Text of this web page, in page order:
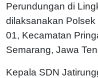
Perundungan di
dilaksanakan
01, Kecamatan
Semarang, Jawa
Kepala SDN